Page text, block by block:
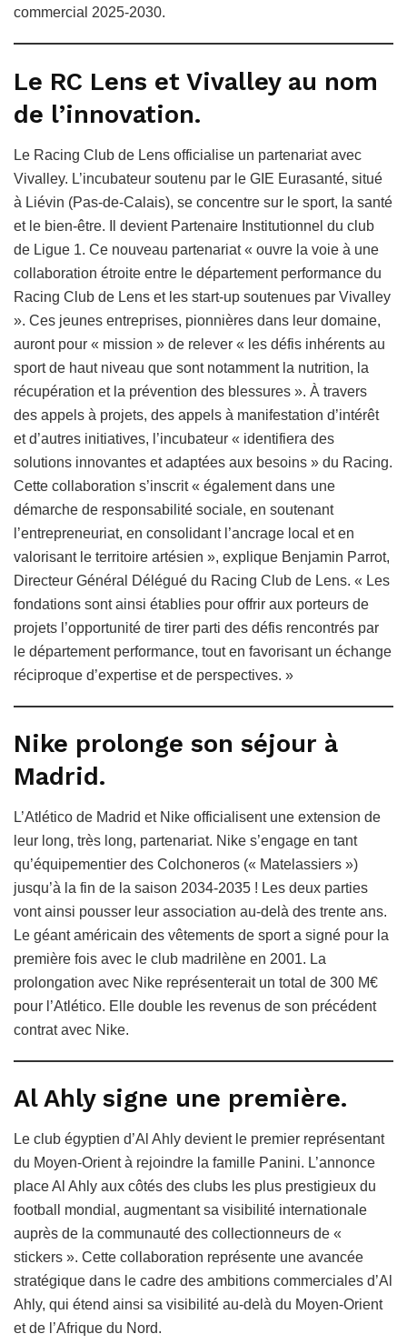
commercial 2025-2030.
Le RC Lens et Vivalley au nom
de l’innovation.
Le Racing Club de Lens officialise un partenariat avec
Vivalley. L’incubateur soutenu par le GIE Eurasanté, situé
à Liévin (Pas-de-Calais), se concentre sur le sport, la santé
et le bien-être. Il devient Partenaire Institutionnel du club
de Ligue 1. Ce nouveau partenariat « ouvre la voie à une
collaboration étroite entre le département performance du
Racing Club de Lens et les start-up soutenues par Vivalley
». Ces jeunes entreprises, pionnières dans leur domaine,
auront pour « mission » de relever « les défis inhérents au
sport de haut niveau que sont notamment la nutrition, la
récupération et la prévention des blessures ». À travers
des appels à projets, des appels à manifestation d’intérêt
et d’autres initiatives, l’incubateur « identifiera des
solutions innovantes et adaptées aux besoins » du Racing.
Cette collaboration s’inscrit « également dans une
démarche de responsabilité sociale, en soutenant
l’entrepreneuriat, en consolidant l’ancrage local et en
valorisant le territoire artésien », explique Benjamin Parrot,
Directeur Général Délégué du Racing Club de Lens. « Les
fondations sont ainsi établies pour offrir aux porteurs de
projets l’opportunité de tirer parti des défis rencontrés par
le département performance, tout en favorisant un échange
réciproque d’expertise et de perspectives. »
Nike prolonge son séjour à
Madrid.
L’Atlético de Madrid et Nike officialisent une extension de
leur long, très long, partenariat. Nike s’engage en tant
qu’équipementier des Colchoneros (« Matelassiers »)
jusqu’à la fin de la saison 2034-2035 ! Les deux parties
vont ainsi pousser leur association au-delà des trente ans.
Le géant américain des vêtements de sport a signé pour la
première fois avec le club madrilène en 2001. La
prolongation avec Nike représenterait un total de 300 M€
pour l’Atlético. Elle double les revenus de son précédent
contrat avec Nike.
Al Ahly signe une première.
Le club égyptien d’Al Ahly devient le premier représentant
du Moyen-Orient à rejoindre la famille Panini. L’annonce
place Al Ahly aux côtés des clubs les plus prestigieux du
football mondial, augmentant sa visibilité internationale
auprès de la communauté des collectionneurs de «
stickers ». Cette collaboration représente une avancée
stratégique dans le cadre des ambitions commerciales d’Al
Ahly, qui étend ainsi sa visibilité au-delà du Moyen-Orient
et de l’Afrique du Nord.